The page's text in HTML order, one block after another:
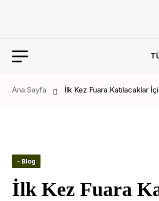
Ana Sayfa İlk Kez Fuara Katılacaklar
- Blog
İlk Kez Fuara